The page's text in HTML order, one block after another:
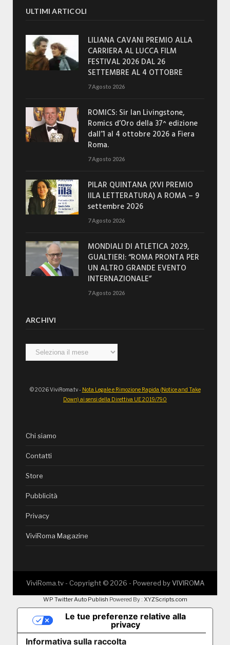
ULTIMI ARTICOLI
LILIANA CAVANI PREMIO ALLA
CARRIERA AL LUCCA FILM
FESTIVAL 2026 DAL 26
SETTEMBRE AL 4 OTTOBRE
7 Agosto 2026
ROMICS: Sir Ian Livingstone,
Romics d’Oro della 37^ edizione
dall’1 al 4 ottobre 2026 a Fiera
Roma.
7 Agosto 2026
PILAR QUINTANA (XVI PREMIO
IILA LETTERATURA) A ROMA – 9
settembre 2026
7 Agosto 2026
MONDIALI DI ATLETICA 2029,
GUALTIERI: “ROMA PRONTA PER
UN ALTRO GRANDE EVENTO
INTERNAZIONALE”
7 Agosto 2026
ARCHIVI
Archivi
© 2026 ViviRoma.tv - Nota Legale e Rimozione Rapida (Notice and Take
Down) ai sensi della Direttiva UE 2019/790
Chi siamo
Contatti
Store
Pubblicità
Privacy
ViviRoma Magazine
ViviRoma.tv - Copyright ©2026 - Powered byVIVIROMA
WP Twitter Auto Publish Powered By : XYZScripts.com
Informativa sulla raccolta
Le tue preferenze relative alla
privacy